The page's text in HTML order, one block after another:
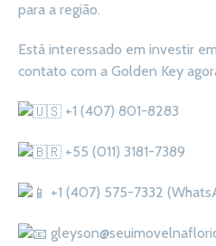
para a região.
Está interessado em investir
contato com a Golden Key
+1 (407) 801-8283
+55 (011) 3181-7389
+1 (407) 575-7332